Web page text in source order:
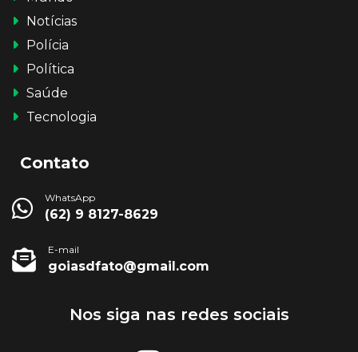
Notícias
Polícia
Política
Saúde
Tecnologia
Contato
WhatsApp
(62) 9 8127-8629
E-mail
goiasdfato@gmail.com
Nos siga nas redes sociais